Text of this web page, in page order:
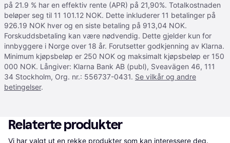
på 21.9 % har en effektiv rente (APR) på 21,90%. Totalkostnaden
beløper seg til 11 101.12 NOK. Dette inkluderer 11 betalinger på
926.19 NOK hver og en siste betaling på 913,04 NOK.
Forskuddsbetaling kan være nødvendig. Dette gjelder kun for
innbyggere i Norge over 18 år. Forutsetter godkjenning av Klarna.
Minimum kjøpsbeløp er 250 NOK og maksimalt kjøpsbeløp er 150
000 NOK. Långiver: Klarna Bank AB (publ), Sveavägen 46, 111
34 Stockholm, Org. nr.: 556737-0431. Se vilkår og andre
betingelser.
Relaterte produkter